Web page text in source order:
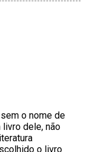
o nome de
livro dele, não
o livro